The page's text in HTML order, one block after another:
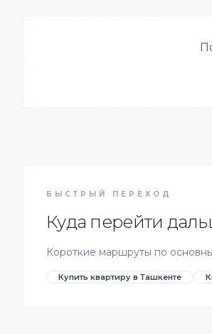
БЫСТРЫЙ ПЕРЕХОД
Куда перейти
Короткие маршруты по
Купить квартиру в Ташкенте